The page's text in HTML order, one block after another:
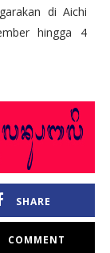
di Aichi
hingga 4
SHARE
COMMENT